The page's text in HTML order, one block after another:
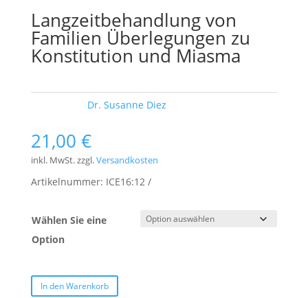
Langzeitbehandlung von
Familien Überlegungen zu
Konstitution und Miasma
Dr. Susanne Diez
21,00 €
inkl. MwSt.zzgl.Versandkosten
Artikelnummer: ICE16:12
Wählen Sie eine
Option
In den Warenkorb